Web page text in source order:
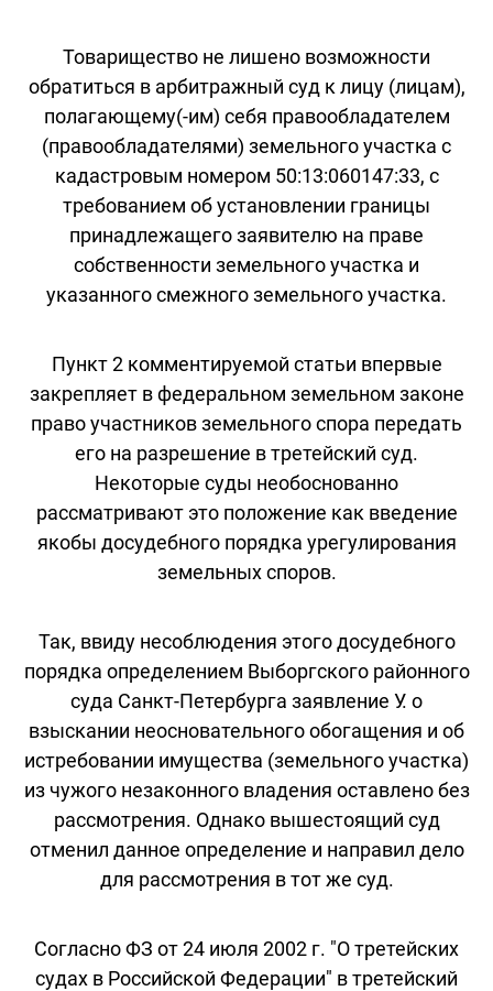
Товарищество не лишено возможности
обратиться в арбитражный суд к лицу (лицам),
полагающему(-им) себя правообладателем
(правообладателями) земельного участка с
кадастровым номером 50:13:060147:33, с
требованием об установлении границы
принадлежащего заявителю на праве
собственности земельного участка и
указанного смежного земельного участка.
Пункт 2 комментируемой статьи впервые
закрепляет в федеральном земельном законе
право участников земельного спора передать
его на разрешение в третейский суд.
Некоторые суды необоснованно
рассматривают это положение как введение
якобы досудебного порядка урегулирования
земельных споров.
Так, ввиду несоблюдения этого досудебного
порядка определением Выборгского районного
суда Санкт-Петербурга заявление У. о
взыскании неосновательного обогащения и об
истребовании имущества (земельного участка)
из чужого незаконного владения оставлено без
рассмотрения. Однако вышестоящий суд
отменил данное определение и направил дело
для рассмотрения в тот же суд.
Согласно ФЗ от 24 июля 2002 г. "О третейских
судах в Российской Федерации" в третейский